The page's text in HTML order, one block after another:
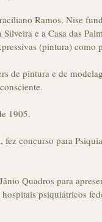
Ramos, Nise
e a Casa das
(pintura)
de pintura e de
1905.
concurso para
Quadros para
psiquiátricos